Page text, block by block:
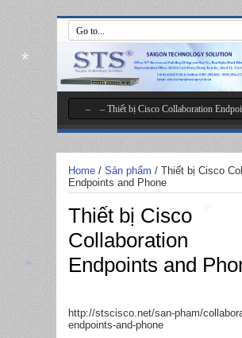
Home/ Sản phẩm / Thiết bị Cisco
Endpoints and Phone
Thiết bị Cisco
Collaboration
Endpoints and
http://stscisco.net/san-pham/
endpoints-and-phone
*